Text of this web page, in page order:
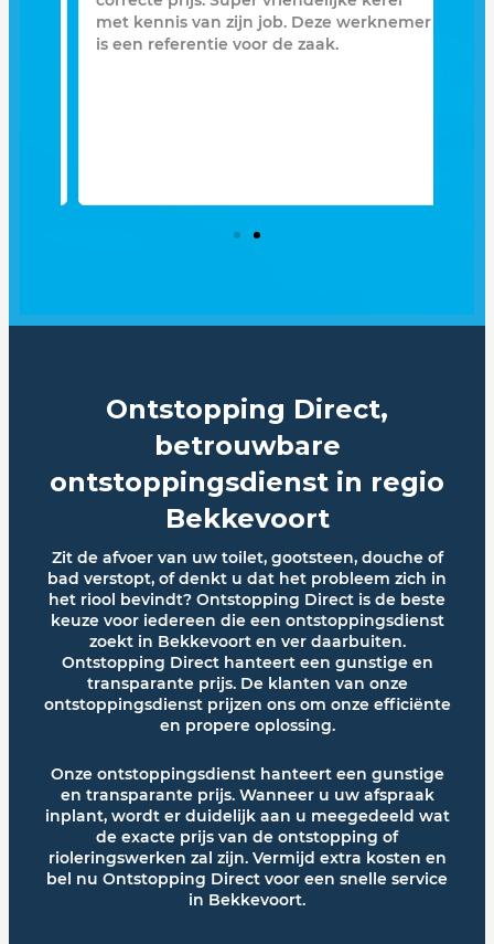
met kennis van zijn job. Deze werknemer
is een referentie voor de zaak.
Ontstopping Direct,
betrouwbare
ontstoppingsdienst in regio
Bekkevoort
Zit de afvoer van uw toilet, gootsteen, douche of
bad verstopt, of denkt u dat het probleem zich in
het riool bevindt? Ontstopping Direct is de beste
keuze voor iedereen die een ontstoppingsdienst
zoekt in Bekkevoort en ver daarbuiten.
Ontstopping Direct hanteert een gunstige en
transparante prijs. De klanten van onze
ontstoppingsdienst prijzen ons om onze efficiënte
en propere oplossing.
Onze ontstoppingsdienst hanteert een gunstige
en transparante prijs. Wanneer u uw afspraak
inplant, wordt er duidelijk aan u meegedeeld wat
de exacte prijs van de ontstopping of
rioleringswerken zal zijn. Vermijd extra kosten en
bel nu Ontstopping Direct voor een snelle service
in Bekkevoort.